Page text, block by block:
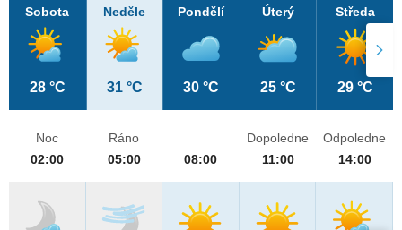
Sobota
28 °C
Neděle
31 °C
Pondělí
30 °C
Úterý
25 °C
Středa
29 °C
Noc
02:00
Ráno
05:00
08:00
Dopoledne
11:00
Odpoledne
14:00